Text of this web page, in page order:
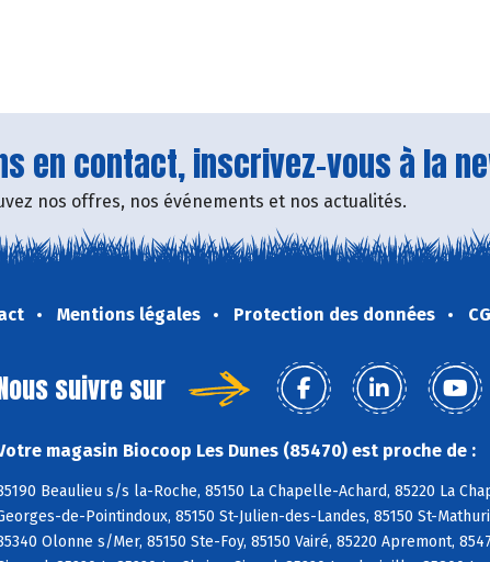
en contact, inscrivez-vous à la
nos offres, nos événements et nos actualités.
Mentions légales Protection des données
suivre sur
magasin Biocoop Les Dunes (85470) est proche de :
Beaulieu s/s la-Roche, 85150 La Chapelle-Achard, 85220 La
de-Pointindoux, 85150 St-Julien-des-Landes, 85150 St-
Olonne s/Mer, 85150 Ste-Foy, 85150 Vairé, 85220 Apremont,